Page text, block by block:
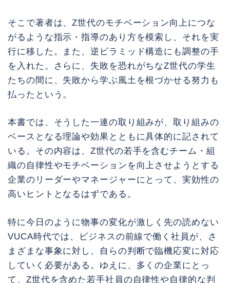
そこで著者は、Z世代のモチベーション向上につな
がるような指示・指導のあり方を模索し、それを実
行に移した。また、逆ピラミッド構造にも調整の手
を入れた。さらに、失敗を恐れがちなZ世代の学生
たちの間に、失敗から学ぶ風土を根づかせる努力も
払ったという。
本書では、そうした一連の取り組みが、取り組みの
ベースとなる理論や効果とともに具体的に記されて
いる。その内容は、Z世代の若手を含むチーム・組
織の自律性やモチベーションを向上させようとする
企業のリーダーやマネージャーにとって、実効性の
高いヒントとなるはずである。
特に今日のように物事の変化が激しく先の読めない
VUCA時代では、ビジネスの前線で働く社員が、さ
まざまな事象に対し、自らの判断で臨機応変に対応
していく必要がある。ゆえに、多くの企業にとっ
て、Z世代を含めた若手社員の自律性や自律的な判